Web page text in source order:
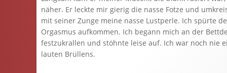
näher. Er leckte mir gierig die nasse Fotze und
mit seiner Zunge meine nasse Lustperle. Ich spürte
Orgasmus aufkommen. Ich begann mich an der
festzukrallen und stöhnte leise auf. Ich war noch nie
lauten Brüllens.